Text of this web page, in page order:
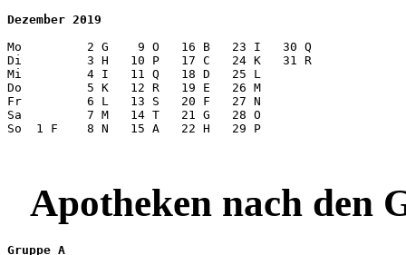
Dezember 2019
Mo         2 G    9 O   16 B   23 I   30 Q
Di         3 H   10 P   17 C   24 K   31 R
Mi         4 I   11 Q   18 D   25 L
Do         5 K   12 R   19 E   26 M
Fr         6 L   13 S   20 F   27 N
Sa         7 M   14 T   21 G   28 O
So  1 F    8 N   15 A   22 H   29 P
Apotheken nach den
Gruppe A